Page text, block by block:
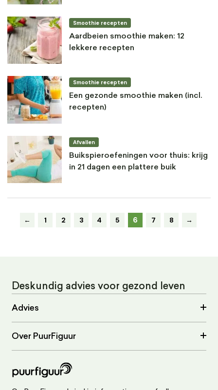
Smoothie recepten
Aardbeien smoothie maken: 12
lekkere recepten
Smoothie recepten
Een gezonde smoothie maken (incl.
recepten)
Afvallen
Buikspieroefeningen voor thuis: krijg
in 21 dagen een plattere buik
← 1 2 3 4 5 6 7 8 →
Deskundig advies voor gezond leven
Advies
Over PuurFiguur